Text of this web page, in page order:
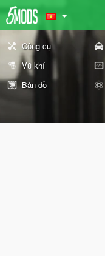
Công cụ
Vũ khí
Bản đồ